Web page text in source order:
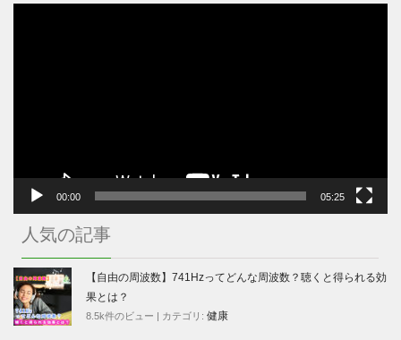
00:00 05:25
人気の記事
【自由の周波数】741Hzってどんな周波数？聴くと得られる効
果とは？
8.5k件のビュー カテゴリ: 健康